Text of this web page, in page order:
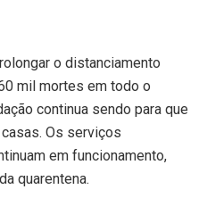
o distanciamento
mil mortes em todo o
continua sendo para que
Os serviços
em funcionamento,
quarentena.